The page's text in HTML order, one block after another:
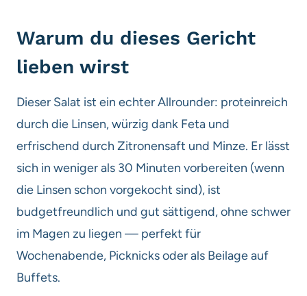
Warum du dieses Gericht
lieben wirst
Dieser Salat ist ein echter Allrounder: proteinreich
durch die Linsen, würzig dank Feta und
erfrischend durch Zitronensaft und Minze. Er lässt
sich in weniger als 30 Minuten vorbereiten (wenn
die Linsen schon vorgekocht sind), ist
budgetfreundlich und gut sättigend, ohne schwer
im Magen zu liegen — perfekt für
Wochenabende, Picknicks oder als Beilage auf
Buffets.